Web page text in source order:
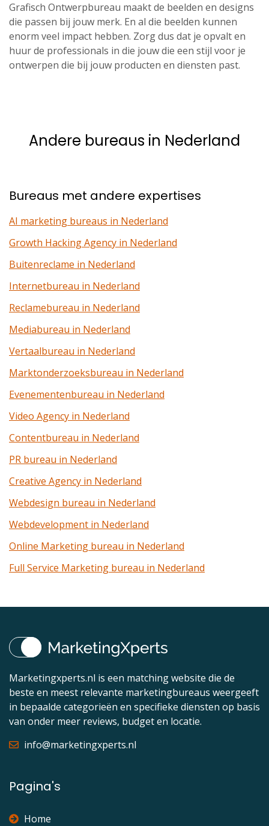
Grafisch Ontwerpbureau maakt de beelden en designs
die passen bij jouw merk. En al die beelden kunnen
enorm veel impact hebben. Zorg dus dat je opvalt en
huur de professionals in die jouw die een stijl voor je
ontwerpen die bij jouw producten en diensten past.
Andere bureaus in Nederland
Bureaus met andere expertises
AI marketing bureaus in Nederland
Growth Hacking Agency in Nederland
Buitenreclame in Nederland
Internetbureau in Nederland
Reclamebureau in Nederland
Mediabureau in Nederland
Vertaalbureau in Nederland
Marktonderzoeksbureau in Nederland
Evenementenbureau in Nederland
Video Agency in Nederland
Contentbureau in Nederland
PR bureau in Nederland
Creative Agency in Nederland
Webdesign bureau in Nederland
Webdevelopment in Nederland
Online Marketing bureau in Nederland
Full Service Marketing bureau in Nederland
Marketingxperts.nl is een matching website die de
beste en meest relevante marketingbureaus weergeeft
in bepaalde categorieën en specifieke diensten op basis
van onder meer reviews, budget en locatie.
info@marketingxperts.nl
Pagina's
Home